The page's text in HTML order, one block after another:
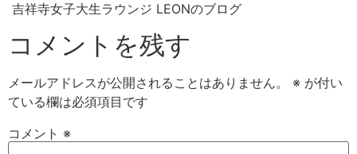
吉祥寺女子大生ラウンジ LEONのブログ
コメントを残す
メールアドレスが公開されることはありません。 ※ が付い
ている欄は必須項目です
コメント ※